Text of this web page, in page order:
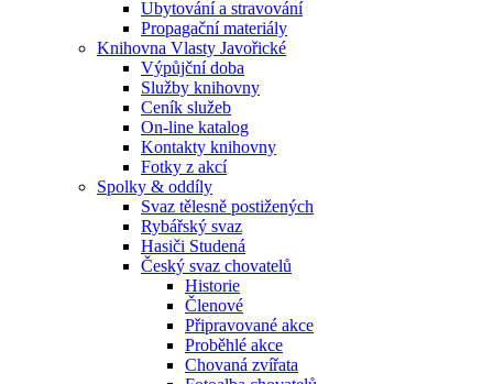
Ubytování a stravování
Propagační materiály
Knihovna Vlasty Javořické
Výpůjční doba
Služby knihovny
Ceník služeb
On-line katalog
Kontakty knihovny
Fotky z akcí
Spolky & oddíly
Svaz tělesně postižených
Rybářský svaz
Hasiči Studená
Český svaz chovatelů
Historie
Členové
Připravované akce
Proběhlé akce
Chovaná zvířata